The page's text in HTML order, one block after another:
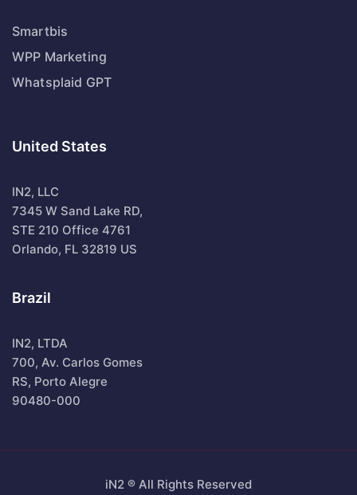
Smartbis
WPP Marketing
Whatsplaid GPT
United States
IN2, LLC
7345 W Sand Lake RD,
STE 210 Office 4761
Orlando, FL 32819 US
Brazil
IN2, LTDA
700, Av. Carlos Gomes
RS, Porto Alegre
90480-000
iN2 ® All Rights Reserved